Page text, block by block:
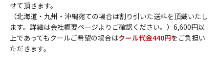
せて頂きます。
（北海道・九州・沖縄宛ての場合は割り引いた送料を頂戴いたし
ます。詳細は会社概要ページよりご確認ください。）6,600円以
上であってもクールご希望の場合はクール代金440円をご負担い
ただきます。